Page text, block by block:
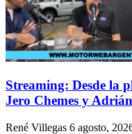
Streaming: Desde la
Jero Chemes y
René Villegas 6 agosto,